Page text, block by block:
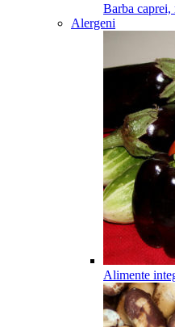
Barba caprei,
Alergeni
Alimente